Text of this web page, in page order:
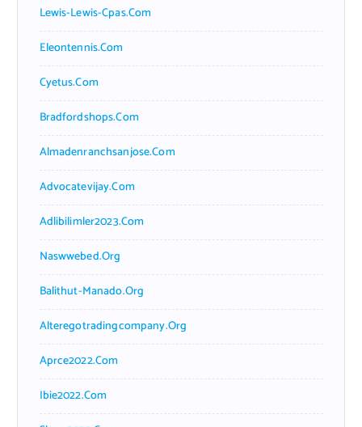
Lewis-Lewis-Cpas.com
Eleontennis.com
Cyetus.com
Bradfordshops.com
Almadenranchsanjose.com
Advocatevijay.com
Adlibilimler2023.com
Naswwebed.org
Balithut-Manado.org
Alteregotradingcompany.org
Aprce2022.com
Ibie2022.com